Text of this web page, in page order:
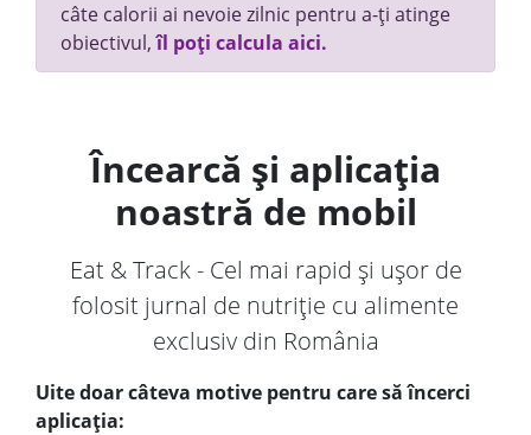
câte calorii ai nevoie zilnic pentru a-ți atinge
obiectivul,îl poți calcula aici.
Încearcă și aplicația
noastră de mobil
Eat & Track - Cel mai rapid și ușor de
folosit jurnal de nutriție cu alimente
exclusiv din România
Uite doar câteva motive pentru care să încerci
aplicația: